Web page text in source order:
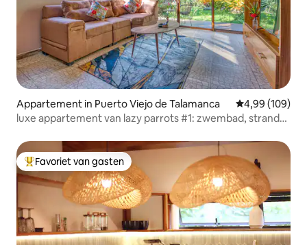
Appartement in Puerto Viejo de Talamanca Gemiddelde
4,99 (109)
luxe appartement van lazy parrots #1: zwembad, strand
Topfavoriet van gasten
Favoriet van gasten